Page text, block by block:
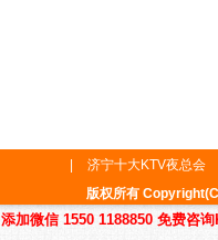
济宁十大KTV夜总会
版权所有
添加微信 1550 1188850 免费咨